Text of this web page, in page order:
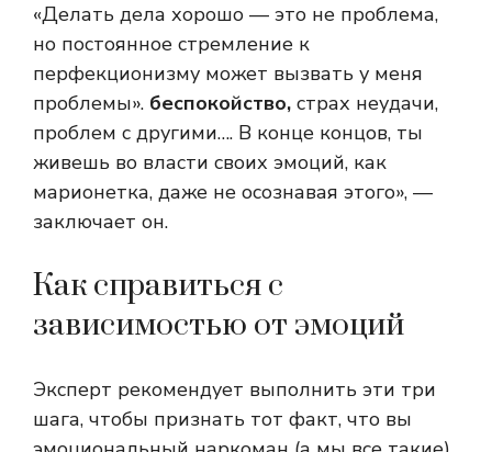
«Делать дела хорошо — это не проблема,
но постоянное стремление к
перфекционизму может вызвать у меня
проблемы». беспокойство, страх неудачи,
проблем с другими…. В конце концов, ты
живешь во власти своих эмоций, как
марионетка, даже не осознавая этого», —
заключает он.
Как справиться с
зависимостью от эмоций
Эксперт рекомендует выполнить эти три
шага, чтобы признать тот факт, что вы